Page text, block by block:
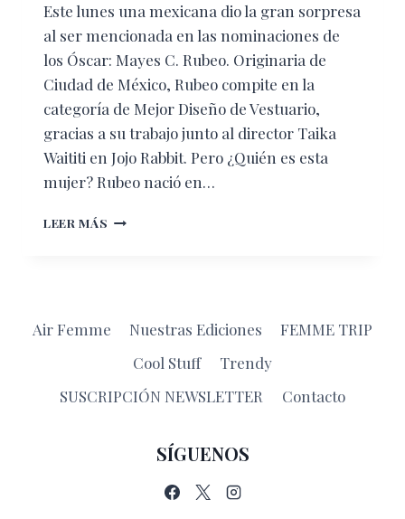
Este lunes una mexicana dio la gran sorpresa
al ser mencionada en las nominaciones de
los Óscar: Mayes C. Rubeo. Originaria de
Ciudad de México, Rubeo compite en la
categoría de Mejor Diseño de Vestuario,
gracias a su trabajo junto al director Taika
Waititi en Jojo Rabbit. Pero ¿Quién es esta
mujer? Rubeo nació en…
LEER MÁS ¿QUIÉN
ÓSCAR?
Air Femme Nuestras Ediciones
FEMME TRIP
Cool Stuff
Trendy
SUSCRIPCIÓN NEWSLETTER
Contacto
SÍGUENOS